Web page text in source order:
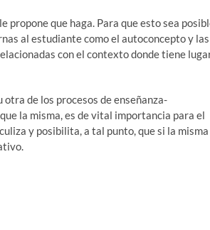
propone que haga. Para que esto sea
al estudiante como el autoconcepto y las
con el contexto donde tiene
de los procesos de enseñanza-
la misma, es de vital importancia para el
y posibilita, a tal punto, que si la misma